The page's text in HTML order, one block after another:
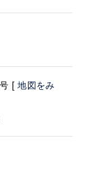
号 [地図をみ